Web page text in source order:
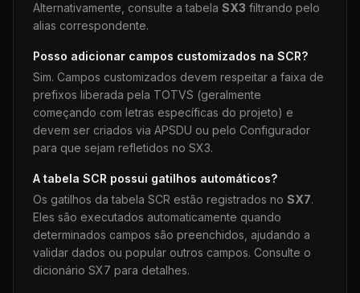
Alternativamente, consulte a tabela SX3 filtrando pelo
alias correspondente.
Posso adicionar campos customizados na SCR?
Sim. Campos customizados devem respeitar a faixa de
prefixos liberada pela TOTVS (geralmente
começando com letras específicas do projeto) e
devem ser criados via APSDU ou pelo Configurador
para que sejam refletidos no SX3.
A tabela SCR possui gatilhos automáticos?
Os gatilhos da tabela SCR estão registrados no SX7.
Eles são executados automaticamente quando
determinados campos são preenchidos, ajudando a
validar dados ou popular outros campos. Consulte o
dicionário SX7 para detalhes.